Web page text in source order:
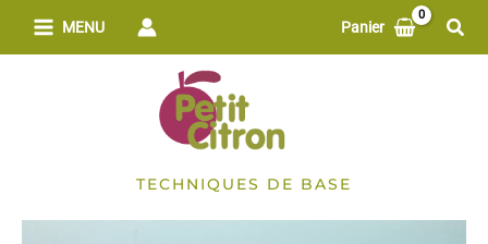
MENU Panier
TECHNIQUES DE BASE